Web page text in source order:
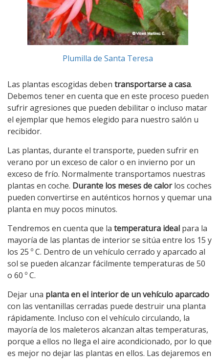
Plumilla de Santa Teresa
Las plantas escogidas deben transportarse a casa.
Debemos tener en cuenta que en este proceso pueden
sufrir agresiones que pueden debilitar o incluso matar
el ejemplar que hemos elegido para nuestro salón u
recibidor.
Las plantas, durante el transporte, pueden sufrir en
verano por un exceso de calor o en invierno por un
exceso de frío. Normalmente transportamos nuestras
plantas en coche. Durante los meses de calorlos coches
pueden convertirse en auténticos hornos y quemar una
planta en muy pocos minutos.
Tendremos en cuenta que la temperatura ideal para la
mayoría de las plantas de interior se sitúa entre los 15 y
los 25 º C. Dentro de un vehículo cerrado y aparcado al
sol se pueden alcanzar fácilmente temperaturas de 50
o 60 º C.
Dejar una planta en el interior de un vehículo aparcado
con las ventanillas cerradas puede destruir una planta
rápidamente. Incluso con el vehículo circulando, la
mayoría de los maleteros alcanzan altas temperaturas,
porque a ellos no llega el aire acondicionado, por lo que
es mejor no dejar las plantas en ellos. Las dejaremos en